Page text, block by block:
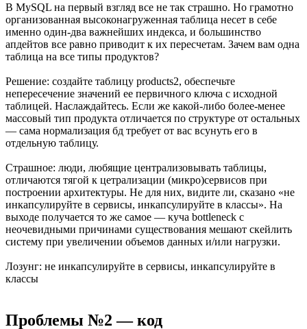
В MySQL на первый взгляд все не так страшно. Но грамотно
организованная высоконагруженная таблица несет в себе
именно один-два важнейших индекса, и большинство
апдейтов все равно приводит к их пересчетам. Зачем вам одна
таблица на все типы продуктов?
Решение: создайте таблицу products2, обеспечьте
непересечение значений ее первичного ключа с исходной
таблицей. Наслаждайтесь. Если же какой-либо более-менее
массовый тип продукта отличается по структуре от остальных
— сама нормализация бд требует от вас всунуть его в
отдельную таблицу.
Страшное: люди, любящие централизовывать таблицы,
отличаются тягой к цетрализации (микро)сервисов при
построении архитектуры. Не для них, видите ли, сказано «не
инкапсулируйте в сервисы, инкапсулируйте в классы». На
выходе получается то же самое — куча bottleneck с
неочевидными причинами существования мешают скейлить
систему при увеличении объемов данных и/или нагрузки.
Лозунг: не инкапсулируйте в сервисы, инкапсулируйте в
классы
Проблемы №2 — код